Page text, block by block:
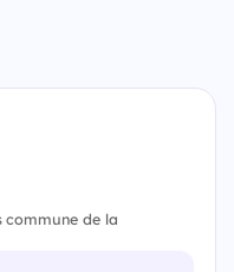
commune de la